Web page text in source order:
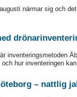
närmar sig och
inventeringsmetoden
hur inventeringen
– nattlig